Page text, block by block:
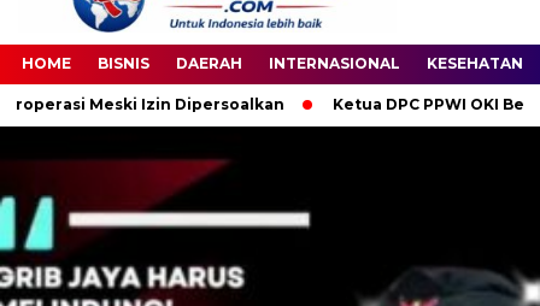
HOME BISNIS DAERAH INTERNASIONAL KESEHATAN
Dipersoalkan Ketua DPC PPWI OKI Bersama Pengurus